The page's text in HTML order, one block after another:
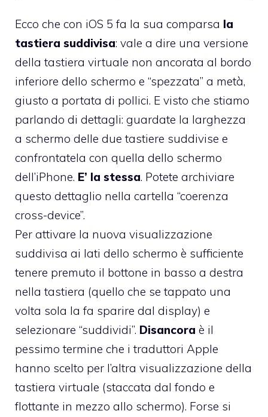
Ecco che con iOS 5 fa la sua comparsa la
tastiera suddivisa: vale a dire una versione
della tastiera virtuale non ancorata al bordo
inferiore dello schermo e “spezzata” a metà,
giusto a portata di pollici. E visto che stiamo
parlando di dettagli: guardate la larghezza
a schermo delle due tastiere suddivise e
confrontatela con quella dello schermo
dell’iPhone. E’ la stessa. Potete archiviare
questo dettaglio nella cartella “coerenza
cross-device”.
Per attivare la nuova visualizzazione
suddivisa ai lati dello schermo è sufficiente
tenere premuto il bottone in basso a destra
nella tastiera (quello che se tappato una
volta sola la fa sparire dal display) e
selezionare “suddividi”. Disancora è il
pessimo termine che i traduttori Apple
hanno scelto per l’altra visualizzazione della
tastiera virtuale (staccata dal fondo e
flottante in mezzo allo schermo). Forse si